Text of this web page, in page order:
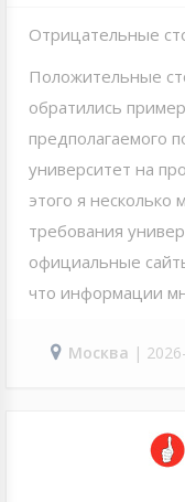
Отрицательные
Положительные
обратились
предполагаемого
университет на
этого я несколько
требования
официальные
что информации
Москва |